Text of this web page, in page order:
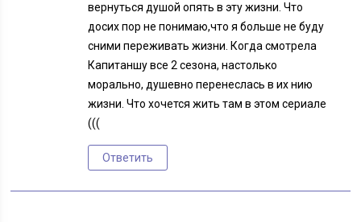
вернуться душой опять в эту жизни. Что
досих пор не понимаю,что я больше не буду
сними переживать жизни. Когда смотрела
Капитаншу все 2 сезона, настолько
морально, душевно перенеслась в их нию
жизни. Что хочется жить там в этом сериале
(((
Ответить